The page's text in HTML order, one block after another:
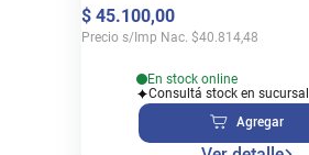
$ 45.100,00
Precio s/Imp Nac. $40.814,48
En stock online
Consultá stock en sucursal
Agregar